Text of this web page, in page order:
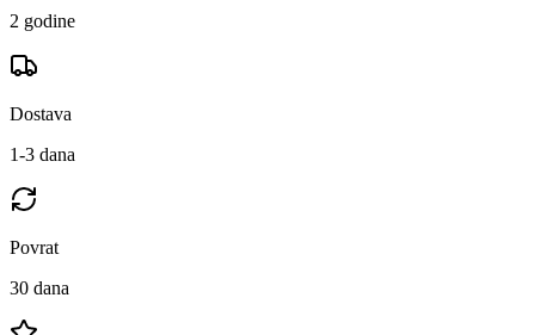
2 godine
Dostava
1-3 dana
Povrat
30 dana